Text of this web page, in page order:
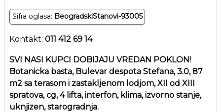
Šifra oglasa: BeogradskiStanovi-93005
Kontakt: 011 412 69 14
SVI NASI KUPCI DOBIJAJU VREDAN POKLON!
Botanicka basta, Bulevar despota Stefana, 3.0, 87
m2 sa terasom i zastakljenom lodjom, XII od XIII
spratova, cg, 4 lifta, interfon, klima, izvorno stanje,
uknjizen, starogradnja.